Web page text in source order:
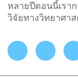
หลายปีตอนนี้เรา
วิจัยทางวิทยาศา